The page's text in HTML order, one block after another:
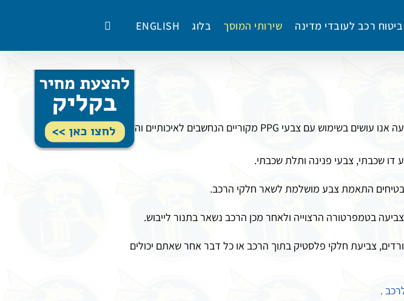
ביטוח רכב לעובדי מדינה שירותי המוסך בלוג ENGLISH
אנו מבצעים עבודות צבע לכל סוגי הרכב,את הצביעה אנו עושים בשימוש עם צבעי PPG מקוריים הנחשבים לאיכותיים והעמידים
דו שכבתי, צבעי פנינה ותלת שכבתי.
התאמת צבע מושלמת לשאר חלקי הרכב.
בטמפרטורה הרצוייה ולאחר מכן הרכב נשאר בתנור לייבוש.
צביעת חלקי פלסטיק בתוך הרכב או כל דבר אחר שאתם יכולים
.